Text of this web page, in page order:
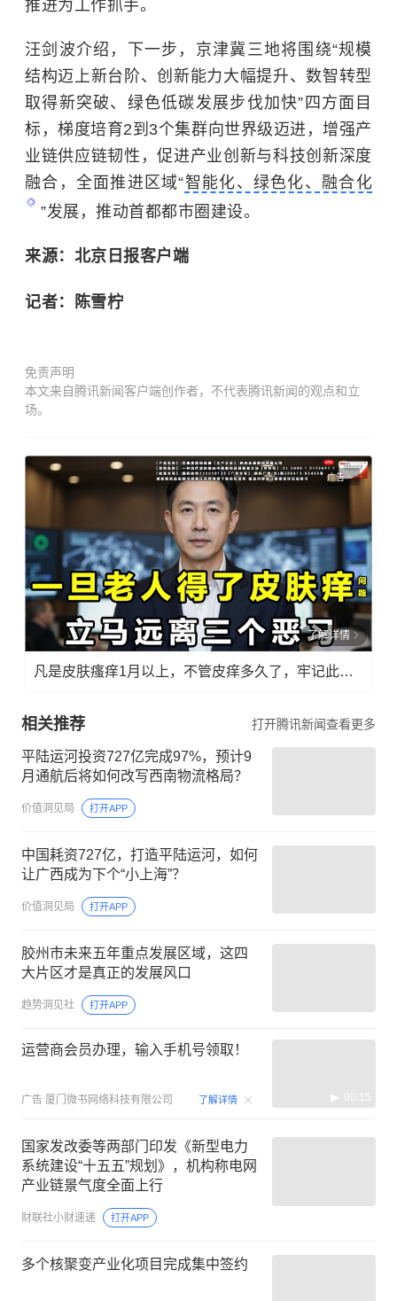
推进为工作抓手。
汪剑波介绍，下一步，京津冀三地将围绕“规模
结构迈上新台阶、创新能力大幅提升、数智转型
取得新突破、绿色低碳发展步伐加快”四方面目
标，梯度培育2到3个集群向世界级迈进，增强产
业链供应链韧性，促进产业创新与科技创新深度
融合，全面推进区域“智能化、绿色化、融合化
”发展，推动首都都市圈建设。
来源：北京日报客户端
记者：陈雪柠
免责声明
本文来自腾讯新闻客户端创作者，不代表腾讯新闻的观点和立
场。
广告
了解详情
凡是皮肤瘙痒1月以上，不管皮痒多久了，牢记此法，快！准！狠！
相关推荐 打开腾讯新闻查看更多
平陆运河投资727亿完成97%，预计9
月通航后将如何改写西南物流格局？
价值洞见局 打开APP
中国耗资727亿，打造平陆运河，如何
让广西成为下个“小上海”？
价值洞见局 打开APP
胶州市未来五年重点发展区域，这四
大片区才是真正的发展风口
趋势洞见社 打开APP
运营商会员办理，输入手机号领取！
广告 厦门微书网络科技有限公司 了解详情 00:15
国家发改委等两部门印发《新型电力
系统建设“十五五”规划》，机构称电网
产业链景气度全面上行
财联社小财速递 打开APP
多个核聚变产业化项目完成集中签约